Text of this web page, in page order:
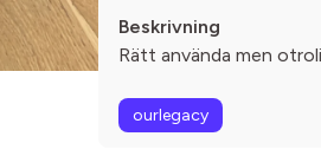
Beskrivning
Rätt använda men
ourlegacy